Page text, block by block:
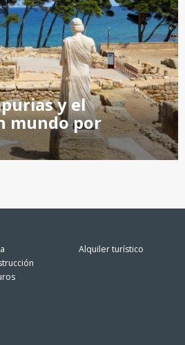
y el
mundo por
Alquiler turístico